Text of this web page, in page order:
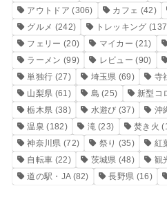
アウトドア (306) カフェ (42)
グルメ (242) トレッキング
フェリー (20) マイカー (21)
ラーメン (99) レビュー (90)
単独行 (27) 埼玉県 (69) 寺
山梨県 (61) 島 (25) 新型コ
栃木県 (38) 水遊び (37) 沖
温泉 (182) 滝(23) 焚き火
神奈川県 (72) 祭り (35) 紅
自転車 (22) 茨城県 (48) 観
道の駅・JA(82) 長野県 (16)